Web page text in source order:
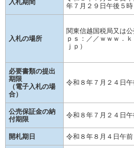
入札期間
年７月２９日午後５
入札の場所
関東信越国税局又は
ｐｓ：／／ｗｗｗ．
ｊｐ）
必要書類の提出
期限
（電子入札の場
合）
令和８年７月２４日
公売保証金の納
付期限
令和８年７月２４日
開札期日 令和８年８月４日午